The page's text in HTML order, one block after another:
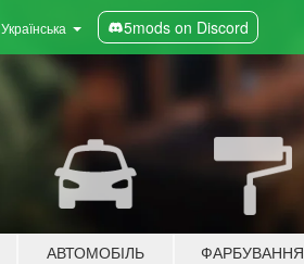
Українська 5mods on Discord
АВТОМОБІЛЬ ФАРБУВАННЯ